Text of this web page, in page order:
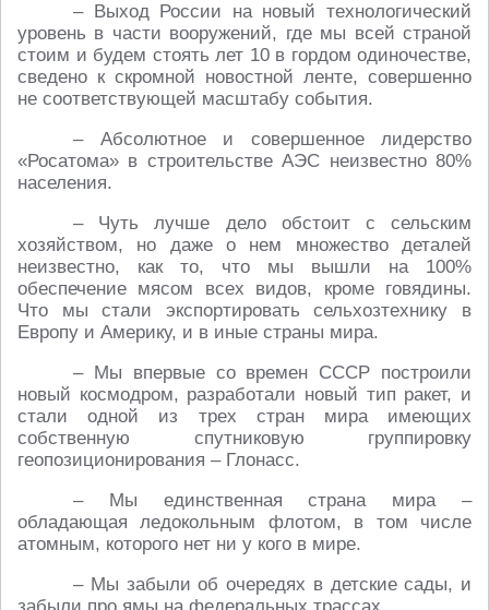
– Выход России на новый технологический
уровень в части вооружений, где мы всей страной
стоим и будем стоять лет 10 в гордом одиночестве,
сведено к скромной новостной ленте, совершенно
не соответствующей масштабу события.
– Абсолютное и совершенное лидерство
«Росатома» в строительстве АЭС неизвестно 80%
населения.
– Чуть лучше дело обстоит с сельским
хозяйством, но даже о нем множество деталей
неизвестно, как то, что мы вышли на 100%
обеспечение мясом всех видов, кроме говядины.
Что мы стали экспортировать сельхозтехнику в
Европу и Америку, и в иные страны мира.
– Мы впервые со времен СССР построили
новый космодром, разработали новый тип ракет, и
стали одной из трех стран мира имеющих
собственную спутниковую группировку
геопозиционирования – Глонасс.
– Мы единственная страна мира –
обладающая ледокольным флотом, в том числе
атомным, которого нет ни у кого в мире.
– Мы забыли об очередях в детские сады, и